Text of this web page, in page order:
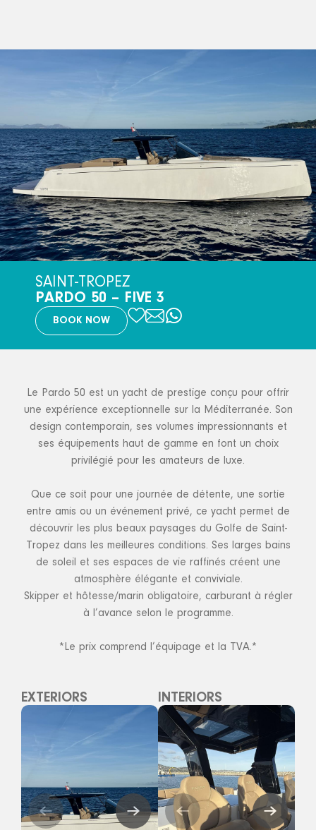
SAINT-TROPEZ
PARDO 50 – FIVE 3
BOOK NOW
Le Pardo 50 est un yacht de prestige conçu pour offrir
une expérience exceptionnelle sur la Méditerranée. Son
design contemporain, ses volumes impressionnants et
ses équipements haut de gamme en font un choix
privilégié pour les amateurs de luxe.
Que ce soit pour une journée de détente, une sortie
entre amis ou un événement privé, ce yacht permet de
découvrir les plus beaux paysages du Golfe de Saint-
Tropez dans les meilleures conditions. Ses larges bains
de soleil et ses espaces de vie raffinés créent une
atmosphère élégante et conviviale.
Skipper et hôtesse/marin obligatoire, carburant à régler
à l’avance selon le programme.
*Le prix comprend l’équipage et la TVA.*
EXTERIORS INTERIORS